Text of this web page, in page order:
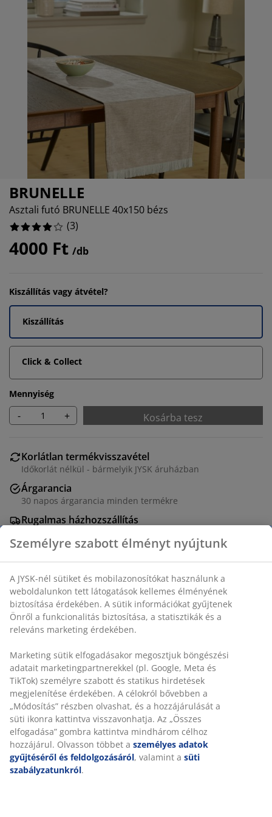
bútorok
matracok
és kiegészítők
világítás
kiegészítők
BRUNELLE
Asztali futó BRUNELLE 40x150 bézs
(3)
4000 Ft /db
Kiszállítás vagy átvétel?
Kiszállítás
Click & Collect
Mennyiség
- + Kosárba tesz
Korlátlan termékvisszavétel
Időkorlát nélkül - bármelyik JYSK áruházban
Árgarancia
30 napos árgarancia minden termékre
Rugalmas házhozszállítás
SKU: 1762144
Részletes Adatok
Értékelések
(3)
Kiszállítás
A JYSK-nél sütiket és mobilazonosítókat használunk a
weboldalunkon tett látogatások kellemes élményének
biztosítása érdekében. A sütik információkat gyűjtenek
releváns marketing érdekében.
Marketing sütik elfogadásakor megosztjuk böngészési
adatait marketingpartnerekkel (pl. Google, Meta és
TikTok) személyre szabott és statikus hirdetések
megjelenítése érdekében. A célokról bővebben a
„Módosítás” részben olvashat, és a hozzájárulását a süti
ikonra kattintva visszavonhatja. Az „Összes elfogadása”
gombra kattintva mindhárom célhoz hozzájárul. Olvasson
többet aszemélyes adatok gyűjtéséről és